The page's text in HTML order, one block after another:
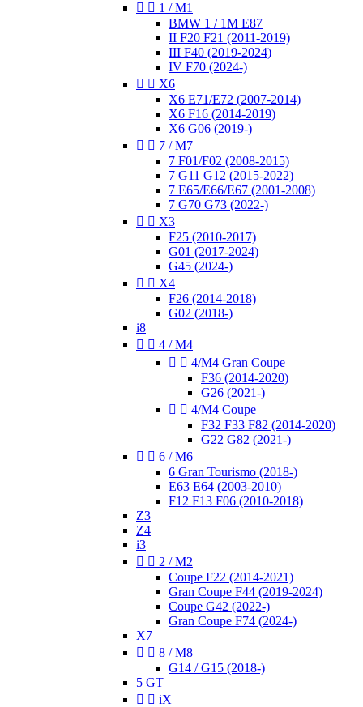
  1 / M1
BMW 1 / 1M E87
II F20 F21 (2011-2019)
III F40 (2019-2024)
IV F70 (2024-)
  X6
X6 E71/E72 (2007-2014)
X6 F16 (2014-2019)
X6 G06 (2019-)
  7 / M7
7 F01/F02 (2008-2015)
7 G11 G12 (2015-2022)
7 E65/E66/E67 (2001-2008)
7 G70 G73 (2022-)
  X3
F25 (2010-2017)
G01 (2017-2024)
G45 (2024-)
  X4
F26 (2014-2018)
G02 (2018-)
i8
  4 / M4
  4/M4 Gran Coupe
F36 (2014-2020)
G26 (2021-)
  4/M4 Coupe
F32 F33 F82 (2014-2020)
G22 G82 (2021-)
  6 / M6
6 Gran Tourismo (2018-)
E63 E64 (2003-2010)
F12 F13 F06 (2010-2018)
Z3
Z4
i3
  2 / M2
Coupe F22 (2014-2021)
Gran Coupe F44 (2019-2024)
Coupe G42 (2022-)
Gran Coupe F74 (2024-)
X7
  8 / M8
G14 / G15 (2018-)
5 GT
  iX